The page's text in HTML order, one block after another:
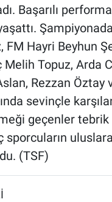
Başarılı
FM Hayri Beyhun
Melih Topuz, Arda
Rezzan
sevinçle
geçenler
sporcuların
(TSF)